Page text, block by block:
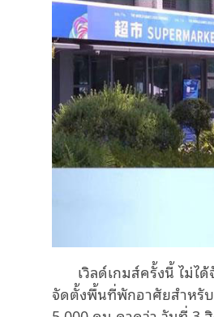
เวิลด์เกมส์ครั้งนี้ ไม่
จัดตั้งพื้นที่พักอาศัยสำหรับ